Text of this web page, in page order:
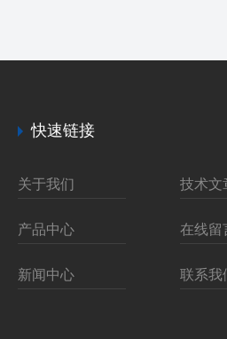
快速链接
关于我们 技术文
产品中心 在线留
新闻中心 联系我